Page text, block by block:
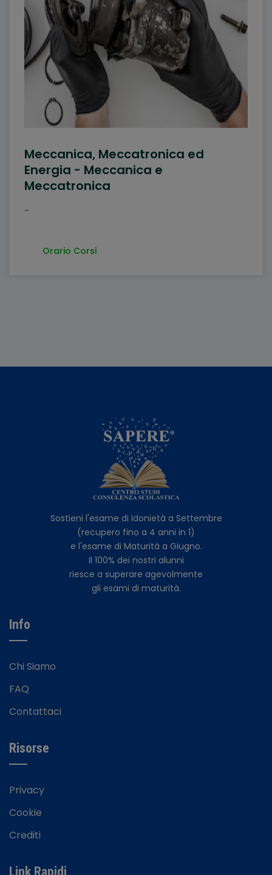
Meccanica, Meccatronica ed
Energia - Meccanica e
Meccatronica
-
Orario Corsi
Sostieni l'esame di Idonietà a Settembre
(recupero fino a 4 anni in 1)
e l'esame di Maturità a Giugno.
Il 100% dei nostri alunni
riesce a superare agevolmente
gli esami di maturità.
Info
Chi Siamo
FAQ
Contattaci
Risorse
Privacy
Cookie
Crediti
Link Rapidi